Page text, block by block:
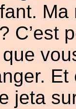
C’est
jeta